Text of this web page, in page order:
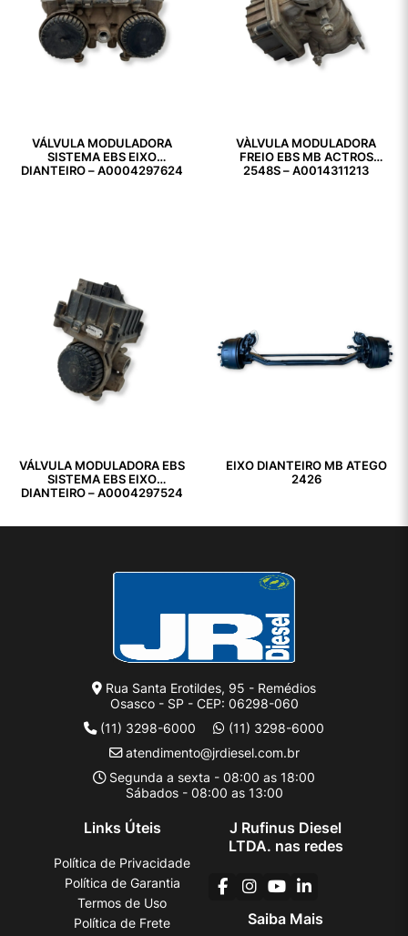
VÁLVULA MODULADORA
SISTEMA EBS EIXO
DIANTEIRO – A0004297624
VÀLVULA MODULADORA
FREIO EBS MB ACTROS
2548S – A0014311213
VÁLVULA MODULADORA EBS
SISTEMA EBS EIXO
DIANTEIRO – A0004297524
EIXO DIANTEIRO MB ATEGO
2426
Rua Santa Erotildes, 95 - Remédios
Osasco - SP - CEP: 06298-060
(11) 3298-6000
(11) 3298-6000
atendimento@jrdiesel.com.br
Segunda a sexta - 08:00 as 18:00
Sábados - 08:00 as 13:00
Links Úteis
Política de Privacidade
Política de Garantia
Termos de Uso
Política de Frete
J Rufinus Diesel
LTDA. nas redes
Saiba Mais